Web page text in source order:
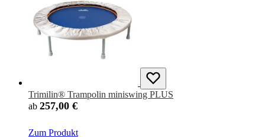
Trimilin® Trampolin miniswing PLUS
ab 257,00 €
Zum Produkt